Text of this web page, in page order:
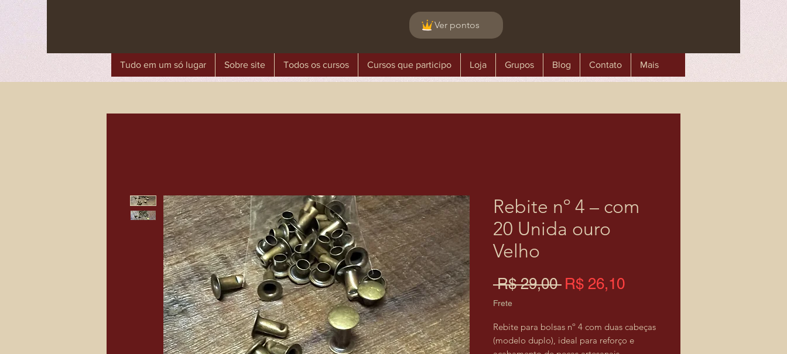
Ver pontos
Tudo em um só lugar Sobre site Todos os cursos Cursos que participo Loja Grupos Blog Contato Mais
Rebite nº 4 – com
20 Unida ouro
Velho
R$ 29,00 Preço
R$ 26,10Preço
Frete
Rebite para bolsas nº 4 com duas cabeças
(modelo duplo), ideal para reforço e